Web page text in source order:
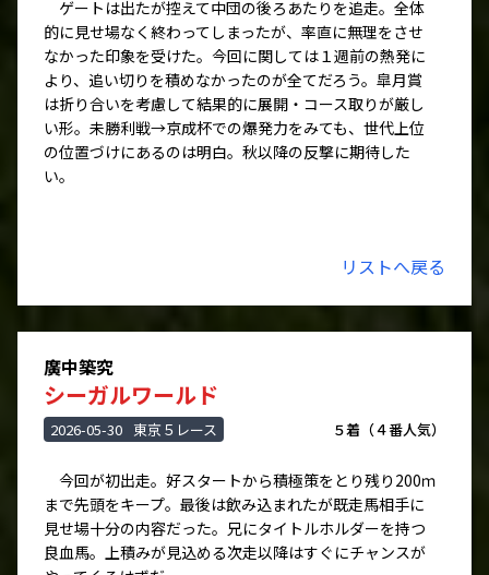
ゲートは出たが控えて中団の後ろあたりを追走。全体
的に見せ場なく終わってしまったが、率直に無理をさせ
なかった印象を受けた。今回に関しては１週前の熱発に
より、追い切りを積めなかったのが全てだろう。皐月賞
は折り合いを考慮して結果的に展開・コース取りが厳し
い形。未勝利戦→京成杯での爆発力をみても、世代上位
の位置づけにあるのは明白。秋以降の反撃に期待した
い。
リストへ戻る
廣中築究
シーガルワールド
2026-05-30 東京５レース ５着（４番人気）
今回が初出走。好スタートから積極策をとり残り200ｍ
まで先頭をキープ。最後は飲み込まれたが既走馬相手に
見せ場十分の内容だった。兄にタイトルホルダーを持つ
良血馬。上積みが見込める次走以降はすぐにチャンスが